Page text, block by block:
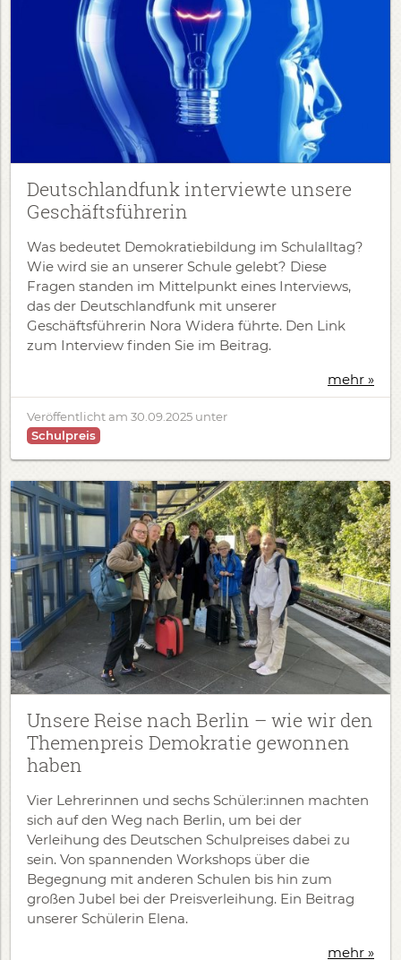
Deutschlandfunk interviewte unsere
Geschäftsführerin
Was bedeutet Demokratiebildung im Schulalltag?
Wie wird sie an unserer Schule gelebt? Diese
Fragen standen im Mittelpunkt eines Interviews,
das der Deutschlandfunk mit unserer
Geschäftsführerin Nora Widera führte. Den Link
zum Interview finden Sie im Beitrag.
mehr »
Veröffentlicht am 30.09.2025 unter
Schulpreis
Unsere Reise nach Berlin – wie wir den
Themenpreis Demokratie gewonnen
haben
Vier Lehrerinnen und sechs Schüler:innen machten
sich auf den Weg nach Berlin, um bei der
Verleihung des Deutschen Schulpreises dabei zu
sein. Von spannenden Workshops über die
Begegnung mit anderen Schulen bis hin zum
großen Jubel bei der Preisverleihung. Ein Beitrag
unserer Schülerin Elena.
mehr »